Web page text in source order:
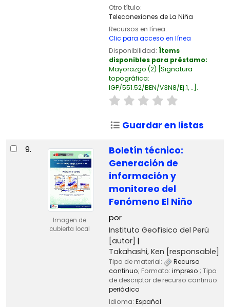
Otro título:
Teleconexiones de La Niña
Recursos en línea:
Clic para acceso en línea
Disponibilidad: Ítems
disponibles para préstamo:
Mayorazgo (2) Signatura
topográfica:
IGP/551.52/BEN/V3N8/Ej.1, .. .
Guardar en listas
9.
Imagen de
cubierta local
Boletín técnico:
Generación de
información y
monitoreo del
Fenómeno El Niño
por
Instituto Geofísico del Perú
[autor]
Takahashi, Ken [responsable]
Tipo de material:
Recurso
continuo; Formato: impreso ; Tipo
de descriptor de recurso continuo:
periódico
Idioma: Español